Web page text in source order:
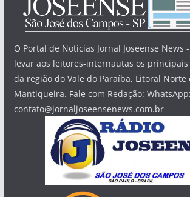
O Portal de Notícias Jornal Joseense News -
levar aos leitores-internautas os principais
da região do Vale do Paraíba, Litoral Norte
Mantiqueira. Fale com Redação: WhatsApp:
contato@jornaljoseensenews.com.br